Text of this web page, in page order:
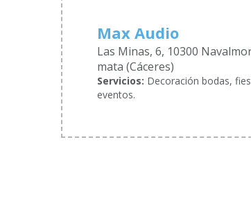
Max Audio
Las Minas, 6, 10300
mata (Cáceres)
Servicios: Decoración bodas,
eventos.